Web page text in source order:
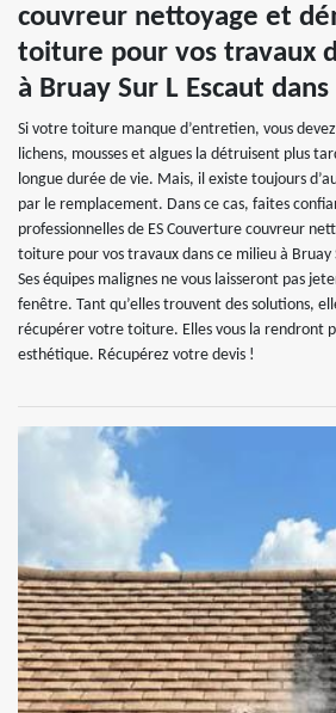
couvreur nettoyage et
toiture pour vos travaux
à Bruay Sur L Escaut dans l
Si votre toiture manque d’entretien, vous
lichens, mousses et algues la détruisent plus
longue durée de vie. Mais, il existe toujours
par le remplacement. Dans ce cas, faites
professionnelles de ES Couverture couvreur
toiture pour vos travaux dans ce milieu à Bruay
Ses équipes malignes ne vous laisseront pas
fenêtre. Tant qu’elles trouvent des solutions,
récupérer votre toiture. Elles vous la rendront
esthétique. Récupérez votre devis !